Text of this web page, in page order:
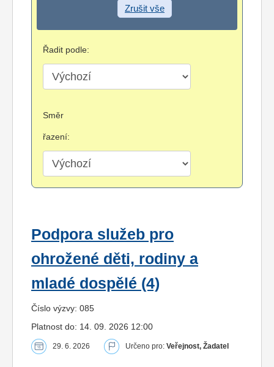
Zrušit vše
Řadit podle:
Směr
řazení:
Podpora služeb pro
ohrožené děti, rodiny a
mladé dospělé (4)
Číslo výzvy: 085
Platnost do: 14. 09. 2026 12:00
29. 6. 2026 Určeno pro: Veřejnost, Žadatel